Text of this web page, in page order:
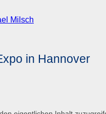
Milsch
in Hannover